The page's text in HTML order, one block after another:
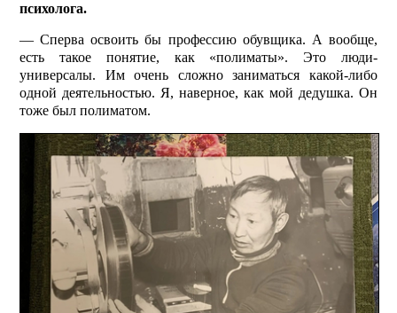
психолога.
— Сперва освоить бы профессию обувщика. А вообще,
есть такое понятие, как «полиматы». Это люди-
универсалы. Им очень сложно заниматься какой-либо
одной деятельностью. Я, наверное, как мой дедушка. Он
тоже был полиматом.